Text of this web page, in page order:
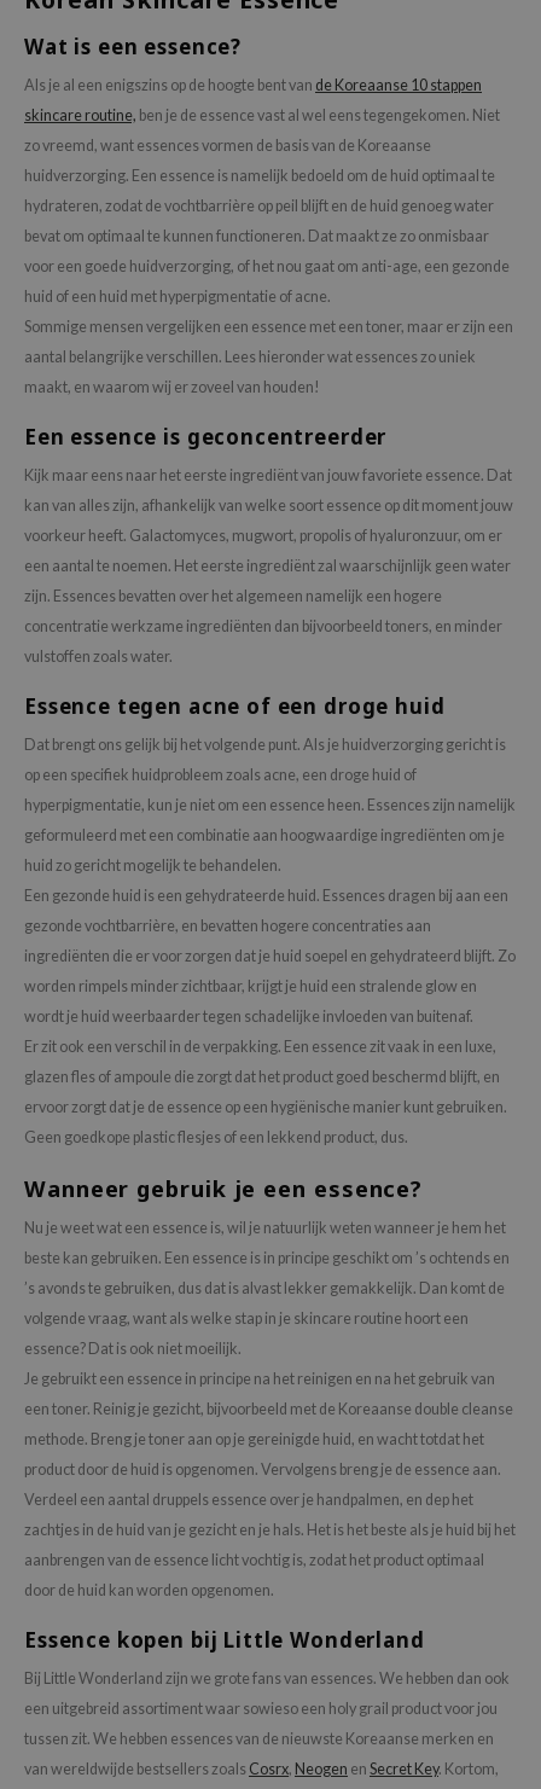
Wat is een essence?
Als je al een enigszins op de hoogte bent van de Koreaanse 10 stappen
skincare routine, ben je de essence vast al wel eens tegengekomen. Niet
zo vreemd, want essences vormen de basis van de Koreaanse
huidverzorging. Een essence is namelijk bedoeld om de huid optimaal te
hydrateren, zodat de vochtbarrière op peil blijft en de huid genoeg water
bevat om optimaal te kunnen functioneren. Dat maakt ze zo onmisbaar
voor een goede huidverzorging, of het nou gaat om anti-age, een gezonde
huid of een huid met hyperpigmentatie of acne.
Sommige mensen vergelijken een essence met een toner, maar er zijn een
aantal belangrijke verschillen. Lees hieronder wat essences zo uniek
maakt, en waarom wij er zoveel van houden!
Een essence is geconcentreerder
Kijk maar eens naar het eerste ingrediënt van jouw favoriete essence. Dat
kan van alles zijn, afhankelijk van welke soort essence op dit moment jouw
voorkeur heeft. Galactomyces, mugwort, propolis of hyaluronzuur, om er
een aantal te noemen. Het eerste ingrediënt zal waarschijnlijk geen water
zijn. Essences bevatten over het algemeen namelijk een hogere
concentratie werkzame ingrediënten dan bijvoorbeeld toners, en minder
vulstoffen zoals water.
Essence tegen acne of een droge huid
Dat brengt ons gelijk bij het volgende punt. Als je huidverzorging gericht is
op een specifiek huidprobleem zoals acne, een droge huid of
hyperpigmentatie, kun je niet om een essence heen. Essences zijn namelijk
geformuleerd met een combinatie aan hoogwaardige ingrediënten om je
huid zo gericht mogelijk te behandelen.
Een gezonde huid is een gehydrateerde huid. Essences dragen bij aan een
gezonde vochtbarrière, en bevatten hogere concentraties aan
ingrediënten die er voor zorgen dat je huid soepel en gehydrateerd blijft. Zo
worden rimpels minder zichtbaar, krijgt je huid een stralende glow en
wordt je huid weerbaarder tegen schadelijke invloeden van buitenaf.
Er zit ook een verschil in de verpakking. Een essence zit vaak in een luxe,
glazen fles of ampoule die zorgt dat het product goed beschermd blijft, en
ervoor zorgt dat je de essence op een hygiënische manier kunt gebruiken.
Geen goedkope plastic flesjes of een lekkend product, dus.
Wanneer gebruik je een essence?
Nu je weet wat een essence is, wil je natuurlijk weten wanneer je hem het
beste kan gebruiken. Een essence is in principe geschikt om ’s ochtends en
’s avonds te gebruiken, dus dat is alvast lekker gemakkelijk. Dan komt de
volgende vraag, want als welke stap in je skincare routine hoort een
essence? Dat is ook niet moeilijk.
Je gebruikt een essence in principe na het reinigen en na het gebruik van
een toner. Reinig je gezicht, bijvoorbeeld met de Koreaanse double cleanse
methode. Breng je toner aan op je gereinigde huid, en wacht totdat het
product door de huid is opgenomen. Vervolgens breng je de essence aan.
Verdeel een aantal druppels essence over je handpalmen, en dep het
zachtjes in de huid van je gezicht en je hals. Het is het beste als je huid bij het
aanbrengen van de essence licht vochtig is, zodat het product optimaal
door de huid kan worden opgenomen.
Essence kopen bij Little Wonderland
Bij Little Wonderland zijn we grote fans van essences. We hebben dan ook
een uitgebreid assortiment waar sowieso een holy grail product voor jou
tussen zit. We hebben essences van de nieuwste Koreaanse merken en
van wereldwijde bestsellers zoals Cosrx, Neogen en Secret Key. Kortom,